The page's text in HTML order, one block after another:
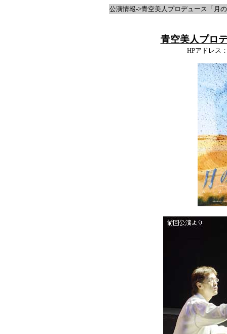
公演情報->青空美人プロデュース「月
青空美人プロ
HPアドレス